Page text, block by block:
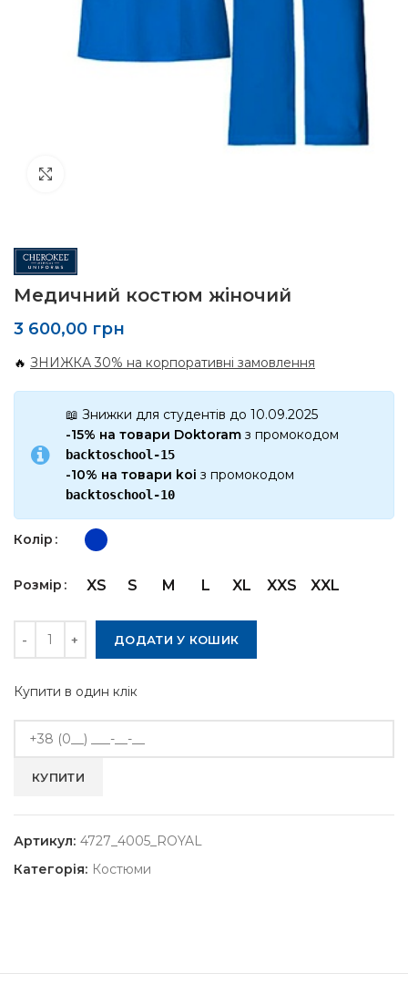
Медичний костюм жіночий
3 600,00 грн
🔥 ЗНИЖКА 30% на корпоративні замовлення
📖 Знижки для студентів до 10.09.2025
-15% на товари Doktoram з промокодом
backtoschool-15
-10% на товари koi з промокодом
backtoschool-10
Колір
Розмір XS S M L XL XXS XXL
ДОДАТИ У КОШИК
Купити в один клік
Артикул: 4727_4005_ROYAL
Категорія: Костюми